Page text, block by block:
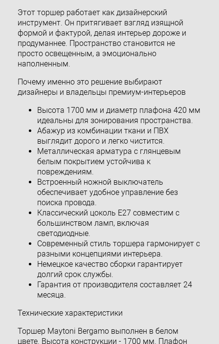
Этот торшер работает как дизайнерский
инструмент. Он притягивает взгляд изящной
формой и фактурой, делая интерьер дороже и
продуманнее. Пространство становится не
просто освещенным, а эмоционально
наполненным.
Почему именно это решение выбирают
дизайнеры и владельцы премиум-интерьеров
Высота 1700 мм и диаметр плафона 420 мм
идеальны для зонирования пространства.
Абажур из комбинации ткани и ПВХ
выглядит дорого и легко чистится.
Металлическая арматура с глянцевым
белым покрытием устойчива к
повреждениям.
Встроенный ножной выключатель
обеспечивает удобное управление без
поиска провода.
Классический цоколь E27 совместим с
большинством ламп, включая
светодиодные.
Современный стиль торшера гармонирует с
разными концепциями интерьера.
Немецкое качество сборки гарантирует
долгий срок службы.
Гарантия от производителя составляет 24
месяца.
Технические характеристики
Торшер Maytoni Bergamo выполнен в белом
цвете. Высота конструкции - 1700 мм. Плафон